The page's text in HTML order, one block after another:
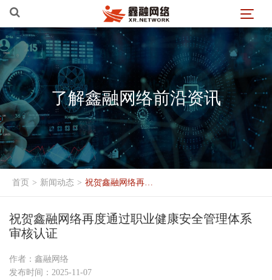
了解鑫融网络前沿资讯
首页 > 新闻动态 > 祝贺鑫融网络再度通过职业健康安全管理体系审核认证
祝贺鑫融网络再度通过职业健康安全管理体系
审核认证
作者：鑫融网络
发布时间：2025-11-07